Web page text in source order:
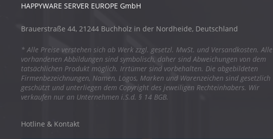
HAPPYWARE SERVER EUROPE GmbH
Brauerstraße 44, 21244 Buchholz in der Nordheide, Deutschland
* Alle Preise verstehen sich ab Werk zzgl. gesetzl. MwSt. und Versandkosten. Alle
vorhandenen Abbildungen sind symbolisch, daher sind Abweichungen von dem
tatsächlichen Produkt möglich. Irrtümer sind vorbehalten. Die abgebildeten
Firmenbezeichnungen, Namen, Logos, Marken und Warenzeichen sind gesetzlich
geschützt und unterliegen dem Copyright des jeweiligen Rechteinhabers. Wir
verkaufen nur an Unternehmen i.S.d. § 14 BGB.
Hotline & Kontakt